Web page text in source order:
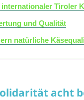
Tiroler
und Qualität
natürliche